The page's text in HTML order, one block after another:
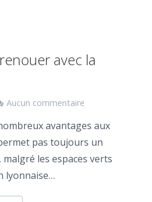
avec la
Aucun commentaire
avantages aux
pas toujours un
les espaces verts
lyonnaise…